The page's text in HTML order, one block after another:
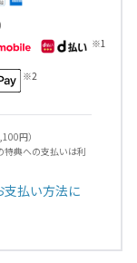
円）
典への支払いは利
払い方法に